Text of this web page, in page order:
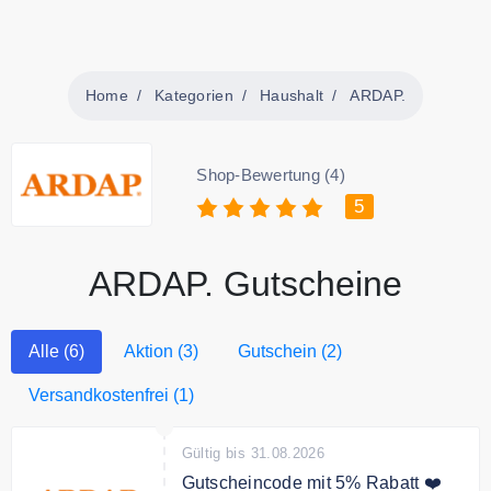
Home Kategorien Haushalt ARDAP.
Shop-Bewertung (4)
5
ARDAP. Gutscheine
Alle (6) Aktion (3) Gutschein (2)
Versandkostenfrei (1)
Gültig bis 31.08.2026
Gutscheincode mit 5% Rabatt ❤️